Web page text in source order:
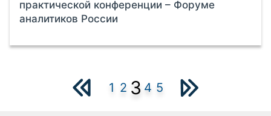
практической конференции – Форуме
аналитиков России
1 2 3 4 5